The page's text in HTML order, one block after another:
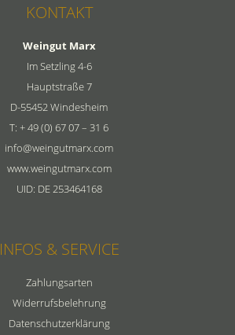
KONTAKT
Weingut Marx
Im Setzling 4-6
Hauptstraße 7
D-55452 Windesheim
T: + 49 (0) 67 07 – 31 6
info@weingutmarx.com
www.weingutmarx.com
UID: DE 253464168
INFOS & SERVICE
Zahlungsarten
Widerrufsbelehrung
Datenschutzerklärung